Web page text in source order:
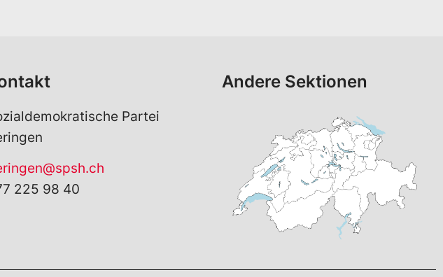
Partei
225 98 40
Andere Sektionen